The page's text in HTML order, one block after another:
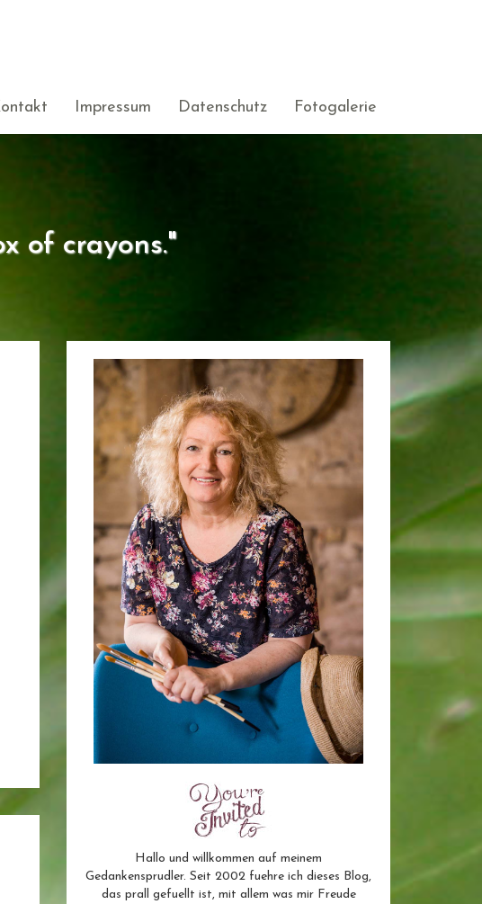
Impressum Datenschutz Fotogalerie
of crayons."
Hallo und willkommen auf meinem
Gedankensprudler. Seit 2002 fuehre ich dieses Blog,
das prall gefuellt ist, mit allem was mir Freude